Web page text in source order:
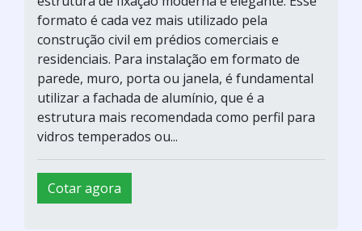
formato é cada vez mais utilizado pela
construção civil em prédios comerciais e
residenciais. Para instalação em formato de
parede, muro, porta ou janela, é fundamental
utilizar a fachada de alumínio, que é a
estrutura mais recomendada como perfil para
vidros temperados ou...
Cotar agora